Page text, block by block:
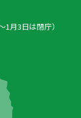
月3日は閉庁）